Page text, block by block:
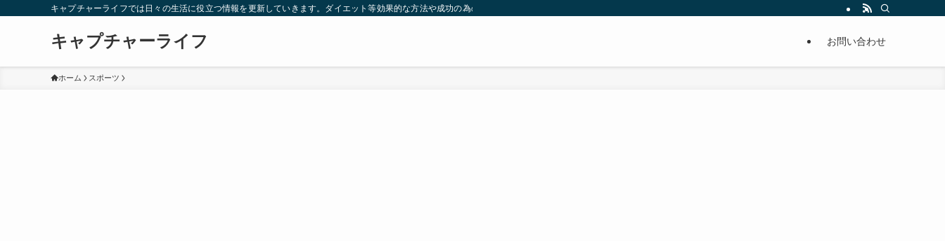
キャプチャーライフでは日々の生活に役立つ情報を更新していきます。ダイエット等効果的な方法や成功の為の秘訣等。太ったり悩んでいる方々が簡単に痩せることが出来るように分かりやすくまとめています。
キャプチャーライフ お問い合わせ
ホーム スポーツ